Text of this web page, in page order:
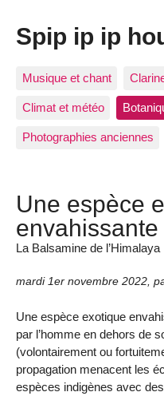
Spip ip ip
Musique et chant
Climat et météo
Photographies anciennes
Une espèce
La Balsamine de l’Himalaya
mardi 1er novembre 2022
Une espèce exotique
par l’homme en dehors de
(volontairement ou
propagation menacent les
espèces indigènes avec